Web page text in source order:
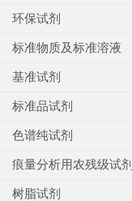
环保试剂
标准物质及标准溶液
基准试剂
标准品试剂
色谱纯试剂
痕量分析用农残级试剂
树脂试剂